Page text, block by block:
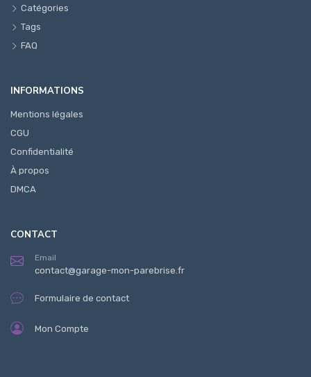
Catégories
Tags
FAQ
INFORMATIONS
Mentions légales
CGU
Confidentialité
À propos
DMCA
CONTACT
Email
contact@garage-mon-parebrise.fr
Formulaire de contact
Mon Compte